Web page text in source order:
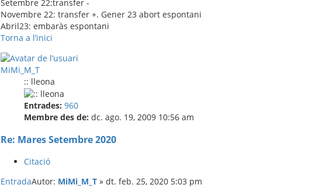
Setembre 22:transfer -
Novembre 22: transfer +. Gener 23 abort espontani
Abril23: embaràs espontani
Torna a l’inici
MiMi_M_T
:: lleona
Entrades: 960
Membre des de: dc. ago. 19, 2009 10:56 am
Re: Mares Setembre 2020
Citació
EntradaAutor: MiMi_M_T » dt. feb. 25, 2020 5:03 pm